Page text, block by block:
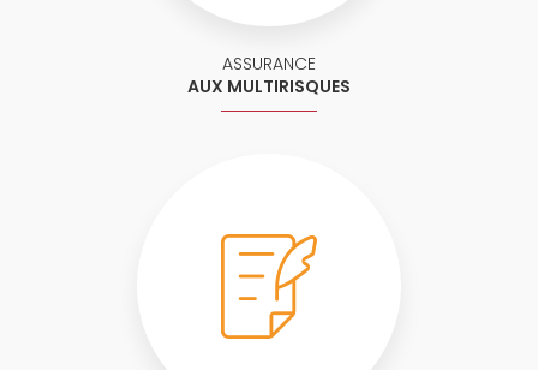
ASSURANCE
AUX MULTIRISQUES